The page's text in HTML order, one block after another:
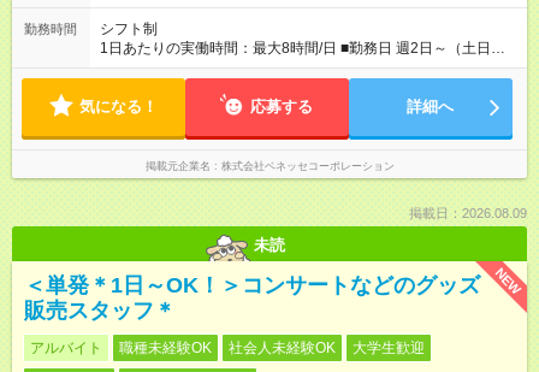
勤務時間
シフト制
1日あたりの実働時間：最大8時間/日 ■勤務日 週2日～（土日祝
休み） ■勤務時間 学校滞在：8:30※～17:30の間の連続した8時
※勤務時間が8:30～の場合、朝8時半から学校で就業できること
気になる！ 応募する 詳細へ
掲載元企業名 株式会社ベネッセコーポレーション
掲載日：2026.08.09
未読
NEW
＜単発＊1日～OK！＞コンサートなどのグッズ
販売スタッフ＊
アルバイト 職種未経験OK 社会人未経験OK
大学生歓迎